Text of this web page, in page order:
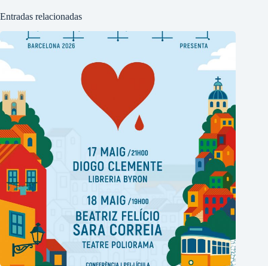
Entradas relacionadas